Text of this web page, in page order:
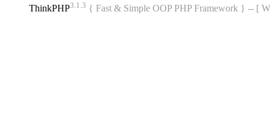
ThinkPHP3.1.3 { Fast & Simple OOP PHP Framework } -- [